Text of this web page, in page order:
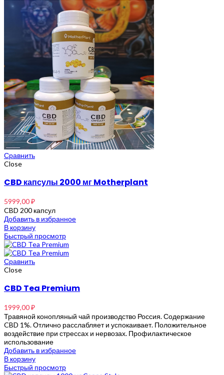
Сравнить
Close
CBD капсулы 2000 мг Motherplant
5999,00₽
CBD 200 капсул
Добавить в избранное
В корзину
Быстрый просмотр
Сравнить
Close
CBD Tea Premium
1999,00₽
Травяной конопляный чай производство Россия. Содержание
CBD 1%. Отлично расслабляет и успокаивает. Положительное
воздействие при стрессах и нервозах. Профилактическое
использование
Добавить в избранное
В корзину
Быстрый просмотр